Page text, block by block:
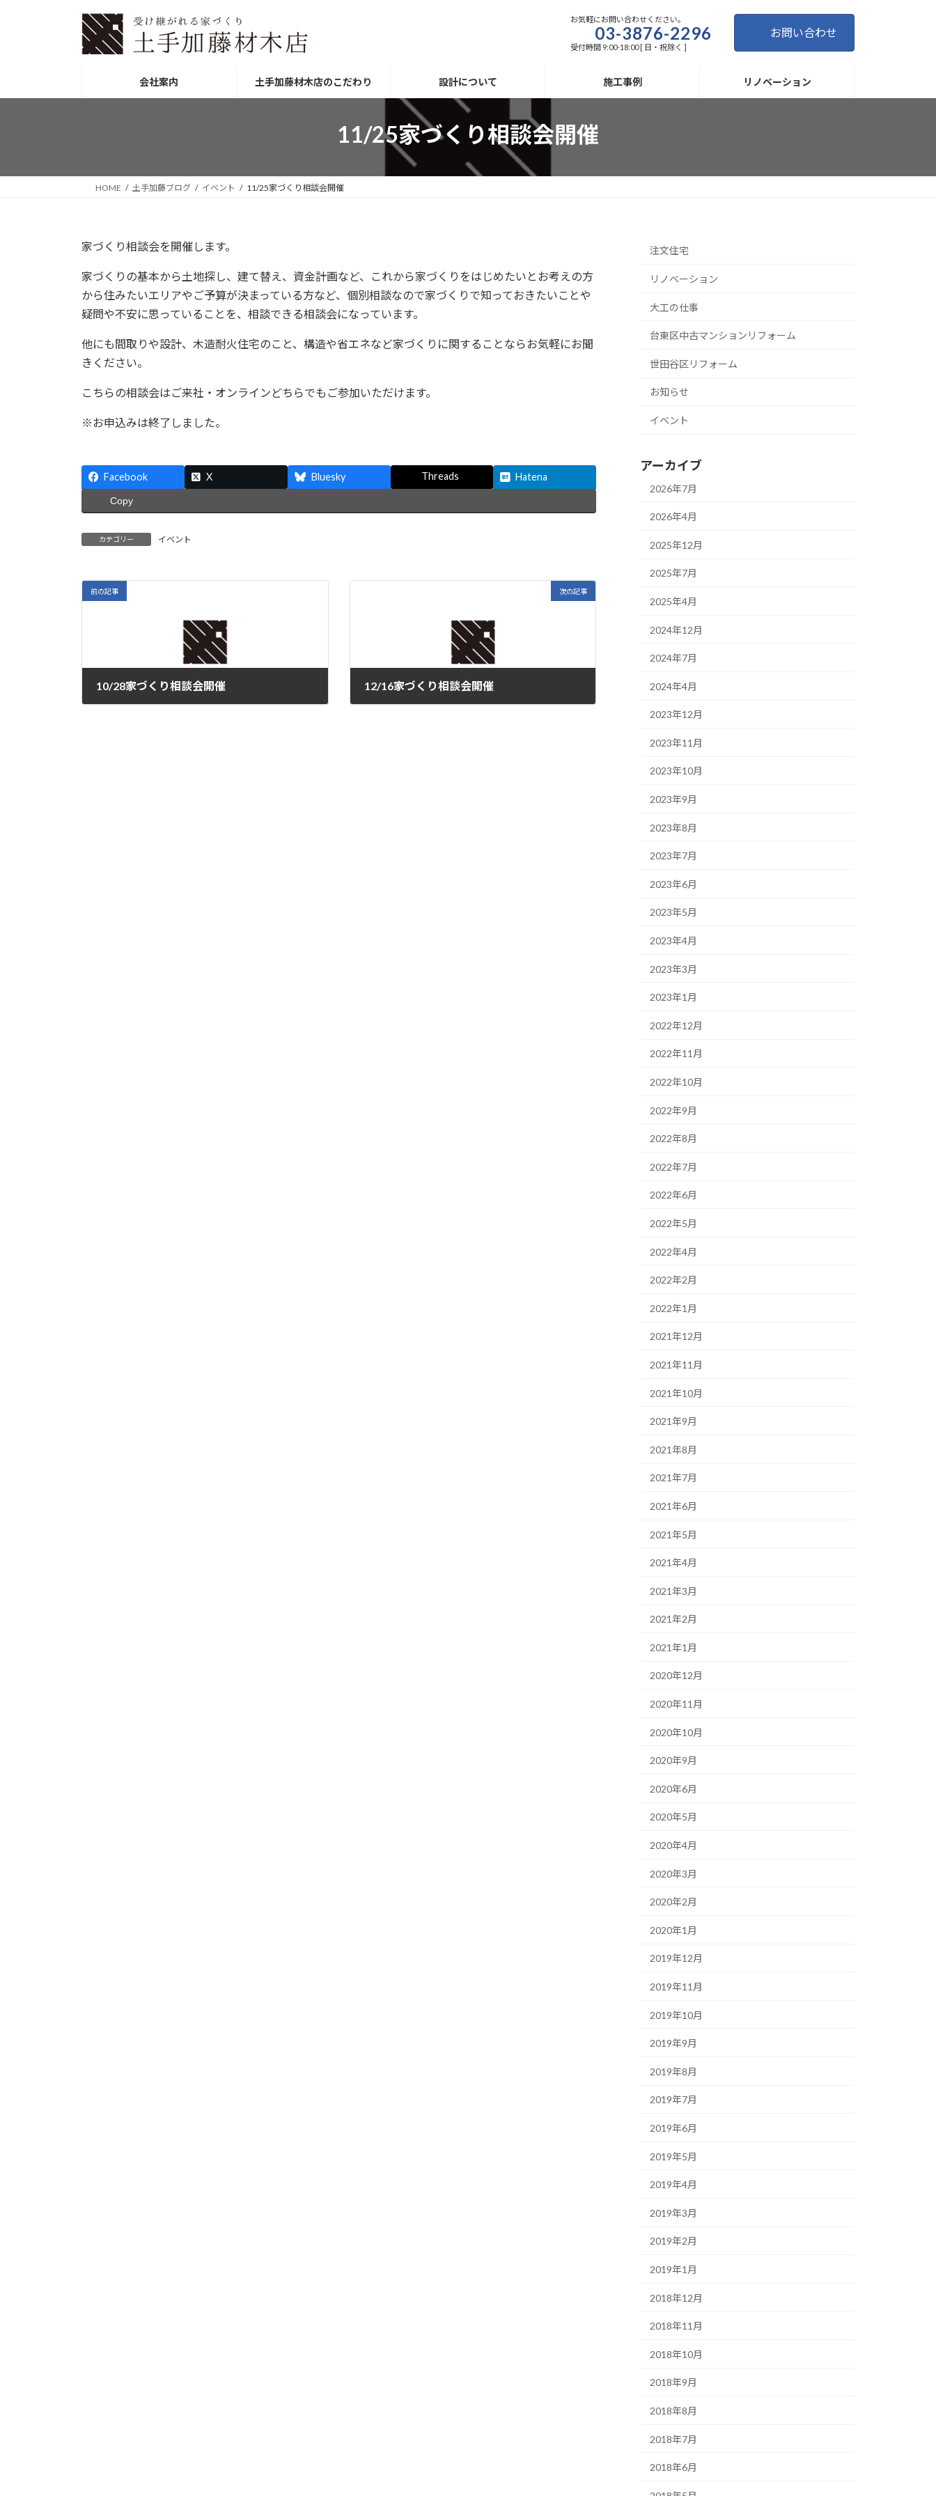
お気軽にお問い合わせください。
03-3876-2296
受付時間 9:00-18:00 [ 日・祝除く ]
お問い合わせ
会社案内 土手加藤材木店のこだわり 設計について 施工事例 リノベーション
11/25家づくり相談会開催
HOME 土手加藤ブログ イベント 11/25家づくり相談会開催
家づくり相談会を開催します。
家づくりの基本から土地探し、建て替え、資金計画など、これから家づくりをはじめたいとお考えの方
から住みたいエリアやご予算が決まっている方など、個別相談なので家づくりで知っておきたいことや
疑問や不安に思っていることを、相談できる相談会になっています。
他にも間取りや設計、木造耐火住宅のこと、構造や省エネなど家づくりに関することならお気軽にお聞
きください。
こちらの相談会はご来社・オンラインどちらでもご参加いただけます。
※お申込みは終了しました。
Facebook X Bluesky Threads Hatena
Copy
カテゴリー イベント
前の記事
10/28家づくり相談会開催
次の記事
12/16家づくり相談会開催
注文住宅
リノベーション
大工の仕事
台東区中古マンションリフォーム
世田谷区リフォーム
お知らせ
イベント
アーカイブ
2026年7月
2026年4月
2025年12月
2025年7月
2025年4月
2024年12月
2024年7月
2024年4月
2023年12月
2023年11月
2023年10月
2023年9月
2023年8月
2023年7月
2023年6月
2023年5月
2023年4月
2023年3月
2023年1月
2022年12月
2022年11月
2022年10月
2022年9月
2022年8月
2022年7月
2022年6月
2022年5月
2022年4月
2022年2月
2022年1月
2021年12月
2021年11月
2021年10月
2021年9月
2021年8月
2021年7月
2021年6月
2021年5月
2021年4月
2021年3月
2021年2月
2021年1月
2020年12月
2020年11月
2020年10月
2020年9月
2020年6月
2020年5月
2020年4月
2020年3月
2020年2月
2020年1月
2019年12月
2019年11月
2019年10月
2019年9月
2019年8月
2019年7月
2019年6月
2019年5月
2019年4月
2019年3月
2019年2月
2019年1月
2018年12月
2018年11月
2018年10月
2018年9月
2018年8月
2018年7月
2018年6月